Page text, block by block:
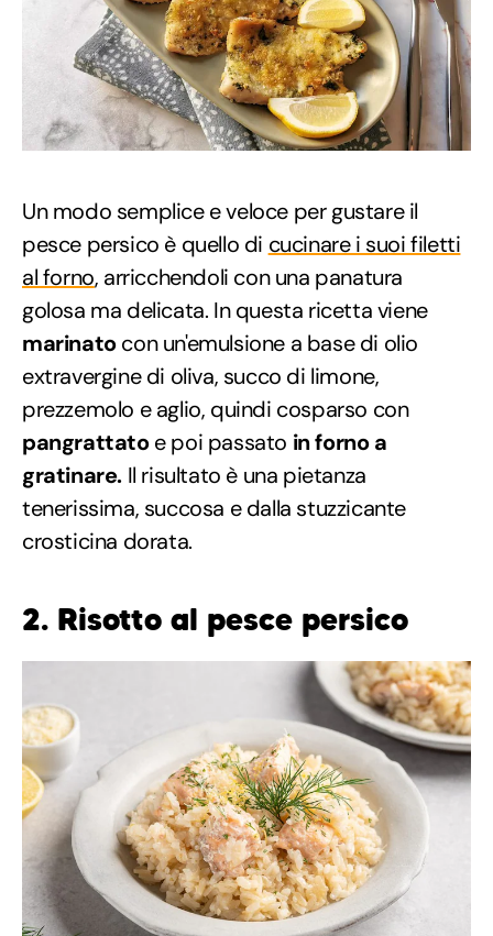
Un modo semplice e veloce per gustare il
pesce persico è quello di cucinare i suoi filetti
al forno, arricchendoli con una panatura
golosa ma delicata. In questa ricetta viene
marinatocon un'emulsione a base di olio
extravergine di oliva, succo di limone,
prezzemolo e aglio, quindi cosparso con
pangrattatoe poi passato in forno a
gratinare. Il risultato è una pietanza
tenerissima, succosa e dalla stuzzicante
crosticina dorata.
2. Risotto al pesce persico